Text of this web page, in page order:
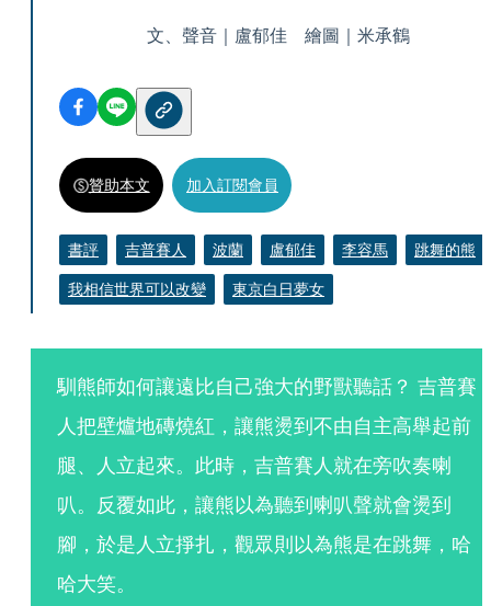
文、聲音｜盧郁佳 繪圖｜米承鶴
贊助本文 加入訂閱會員
書評 吉普賽人 波蘭 盧郁佳 李容馬
跳舞的熊
我相信世界可以改變
東京白日夢女
馴熊師如何讓遠比自己強大的野獸聽話？ 吉普賽
人把壁爐地磚燒紅，讓熊燙到不由自主高舉起前
腿、人立起來。此時，吉普賽人就在旁吹奏喇
叭。反覆如此，讓熊以為聽到喇叭聲就會燙到
腳，於是人立掙扎，觀眾則以為熊是在跳舞，哈
哈大笑。